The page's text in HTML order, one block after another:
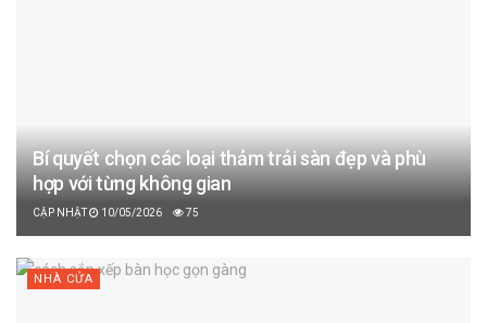
Bí quyết chọn các loại thảm trải sàn đẹp và phù
hợp với từng không gian
10/05/2026 75
NHÀ CỬA